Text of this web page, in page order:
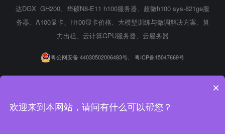
达DGX GH200、华硕N8-E11 h100服务器、超微h100 sys-821ge服
务器、A100显卡、H100显卡价格、大模型训练与微调解决方案、算
力出租、云计算GPU服务器、云服务器
粤公网安备 44030502006483号、 粤ICP备15047669号
×
欢迎来到本网站，请问有什么可以帮您？